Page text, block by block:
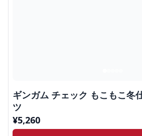
ギンガム チェック もこもこ冬
ツ
¥5,260